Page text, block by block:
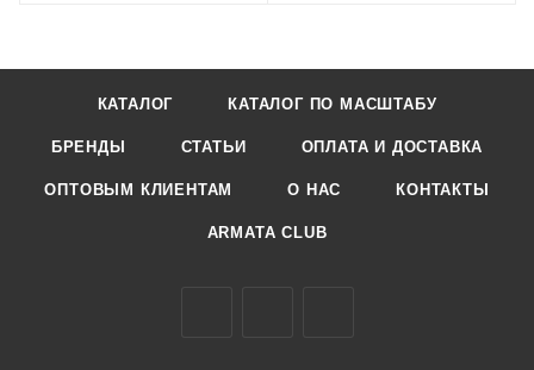
КАТАЛОГ КАТАЛОГ ПО МАСШТАБУ
БРЕНДЫ СТАТЬИ ОПЛАТА И ДОСТАВКА
ОПТОВЫМ КЛИЕНТАМ О НАС КОНТАКТЫ
ARMATA CLUB